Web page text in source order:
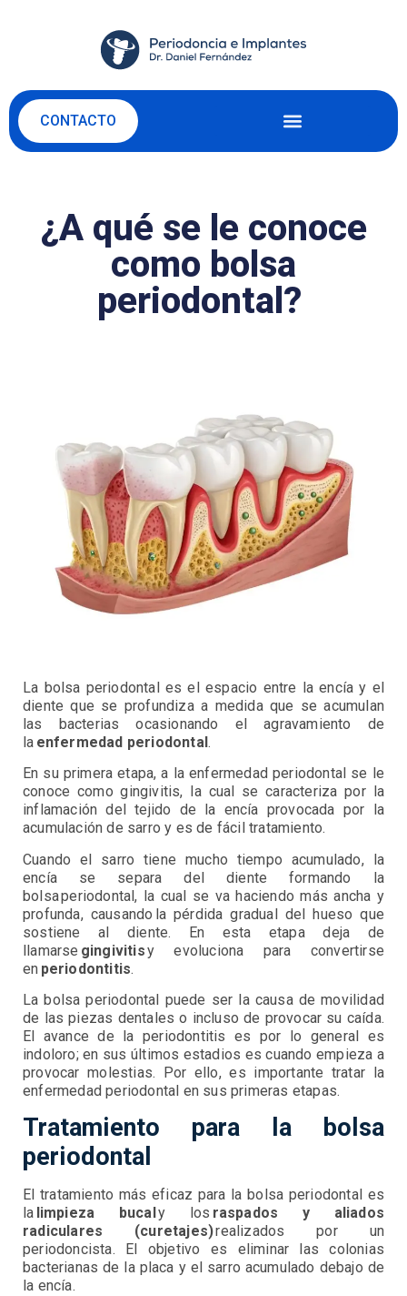
CONTACTO
¿A qué se le conoce
como bolsa
periodontal?
La bolsa periodontal es el espacio entre la encía y el
diente que se profundiza a medida que se acumulan
las bacterias ocasionando el agravamiento de
la enfermedad periodontal.
En su primera etapa, a la enfermedad periodontal se le
conoce como gingivitis, la cual se caracteriza por la
inflamación del tejido de la encía provocada por la
acumulación de sarro y es de fácil tratamiento.
Cuando el sarro tiene mucho tiempo acumulado, la
encía se separa del diente formando la
bolsa periodontal, la cual se va haciendo más ancha y
profunda, causando la pérdida gradual del hueso que
sostiene al diente. En esta etapa deja de
llamarse gingivitisy evoluciona para convertirse
en periodontitis.
La bolsa periodontal puede ser la causa de movilidad
de las piezas dentales o incluso de provocar su caída.
El avance de la periodontitis es por lo general es
indoloro; en sus últimos estadios es cuando empieza a
provocar molestias. Por ello, es importante tratar la
enfermedad periodontal en sus primeras etapas.
Tratamiento para la bolsa
periodontal
El tratamiento más eficaz para la bolsa periodontal es
la limpieza bucal y los raspados y aliados
radiculares (curetajes)realizados por un
periodoncista. El objetivo es eliminar las colonias
bacterianas de la placa y el sarro acumulado debajo de
la encía.